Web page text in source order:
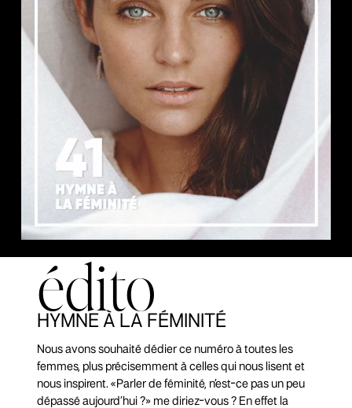
édito
HYMNE À LA FÉMINITÉ
Nous avons souhaité dédier ce numéro à toutes les
femmes, plus précisemment à celles qui nous lisent et
nous inspirent. «Parler de féminité, n’est-ce pas un peu
dépassé aujourd’hui ?» me diriez-vous ? En effet la